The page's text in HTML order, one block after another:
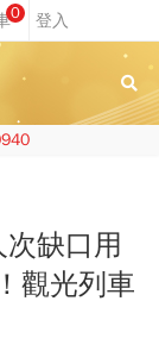
0
缺口用
觀光列車